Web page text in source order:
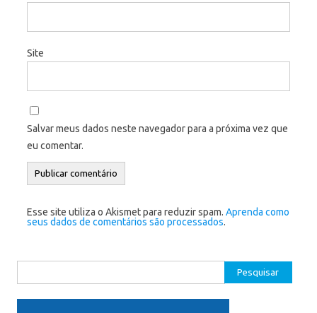
Site
Salvar meus dados neste navegador para a próxima vez que
eu comentar.
Esse site utiliza o Akismet para reduzir spam. Aprenda como
seus dados de comentários são processados.
por: